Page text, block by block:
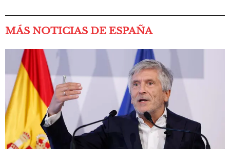
MÁS NOTICIAS DE ESPAÑA